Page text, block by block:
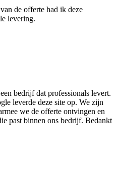
de offerte had ik deze
levering.
bedrijf dat professionals levert.
leverde deze site op. We zijn
we de offerte ontvingen en
past binnen ons bedrijf. Bedankt